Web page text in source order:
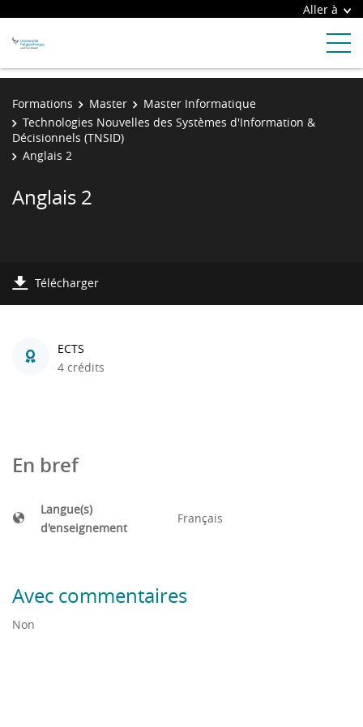
Aller à
Formations Master
Master Informatique
Technologies Nouvelles des Systèmes d'Information &
Décisionnels (TNSID)
Anglais 2
Anglais 2
Télécharger
ECTS
4 crédits
En bref
Langue(s)
d'enseignement
Français
Avec commentaires
Non